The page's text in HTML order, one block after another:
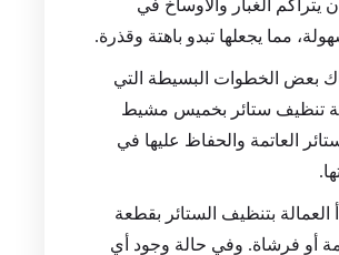
يتراكم الغبار والأوساخ في
مما يجعلها تبدو باهتة وقذرة.
بعض الخطوات البسيطة التي
تنظيف ستائر بخميس مشيط
العاتمة والحفاظ عليها في
العمالة بتنظيف الستائر بقطعة
أو فرشاة. وفي حالة وجود أي